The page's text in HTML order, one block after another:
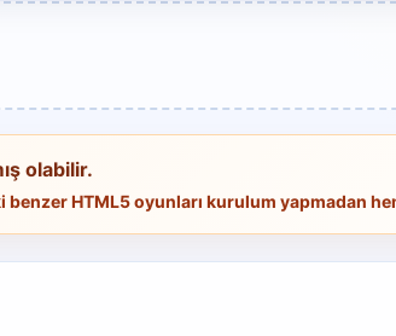
olabilir.
benzer HTML5 oyunları kurulum yapmadan